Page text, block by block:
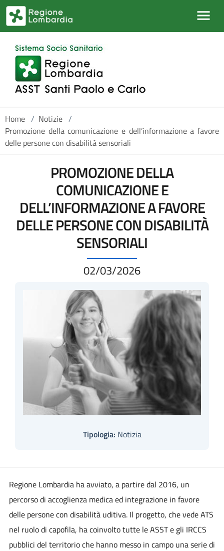
Salta al contenuto principale
Home / Notizie /
Promozione della comunicazione e dell’informazione a favore
delle persone con disabilità sensoriali
PROMOZIONE DELLA
COMUNICAZIONE E
DELL’INFORMAZIONE A FAVORE
DELLE PERSONE CON DISABILITÀ
SENSORIALI
02/03/2026
Tipologia: Notizia
Regione Lombardia ha avviato, a partire dal 2016, un
percorso di accoglienza medica ed integrazione in favore
delle persone con disabilità uditiva. Il progetto, che vede ATS
nel ruolo di capofila, ha coinvolto tutte le ASST e gli IRCCS
pubblici del territorio che hanno messo in campo una serie di